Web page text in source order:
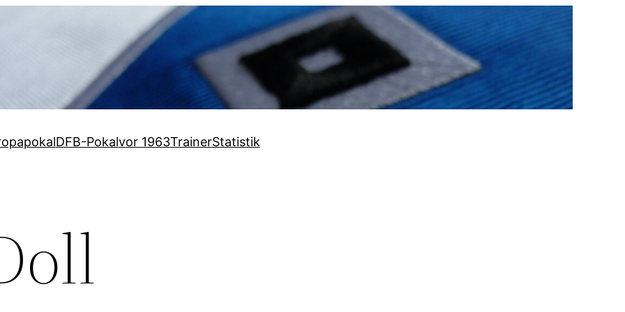
DFB-Pokalvor 1963TrainerStatistik